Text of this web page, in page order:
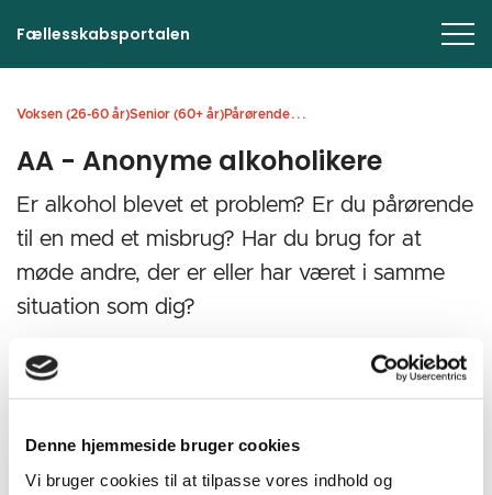
Denne hjemmeside bruger cookies
Vi bruger cookies til at tilpasse vores indhold og
Fællesskabsportalen
Voksen (26-60 år)Senior (60+ år)Pårørende...
AA - Anonyme alkoholikere
Er alkohol blevet et problem? Er du pårørende
til en med et misbrug? Har du brug for at
møde andre, der er eller har været i samme
situation som dig?
Gem